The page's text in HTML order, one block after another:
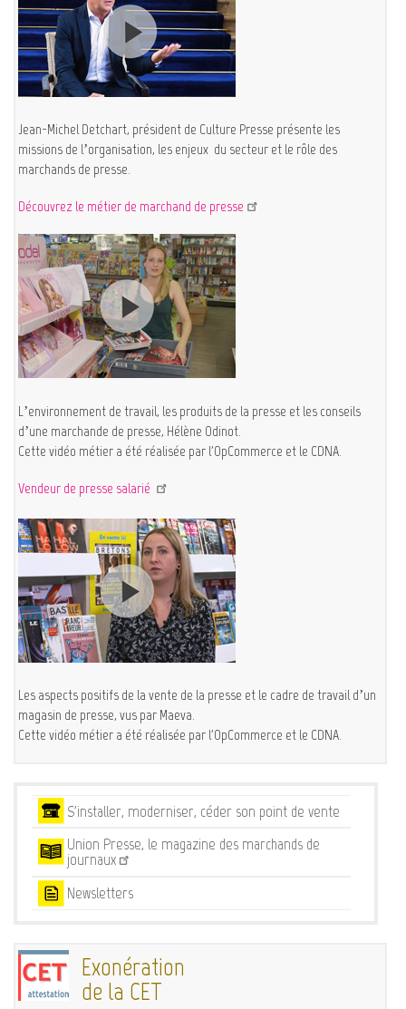
Jean-Michel Detchart, président de Culture Presse présente les
missions de l’organisation, les enjeux du secteur et le rôle des
marchands de presse.
Découvrez le métier de marchand de presse
L’environnement de travail, les produits de la presse et les conseils
d’une marchande de presse, Hélène Odinot.
Cette vidéo métier a été réalisée par l'OpCommerce et le CDNA.
Vendeur de presse salarié
Les aspects positifs de la vente de la presse et le cadre de travail d’un
magasin de presse, vus par Maeva.
Cette vidéo métier a été réalisée par l'OpCommerce et le CDNA.
Services
S'installer, moderniser, céder son point de vente
Union Presse, le magazine des marchands de
journaux
Newsletters
Exonération
de la CET